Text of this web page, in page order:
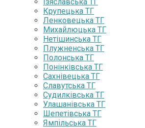
Крупецька ТГ
Ленковецька ТГ
Михайлюцька ТГ
Нетішинська ТГ
Плужненська ТГ
Полонська ТГ
Понінківська ТГ
Сахнівецька ТГ
Славутська ТГ
Судилківська ТГ
Улашанівська ТГ
Шепетівська ТГ
Ямпільська ТГ